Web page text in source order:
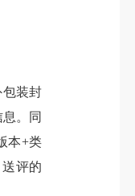
装封
。同
本+类
评的